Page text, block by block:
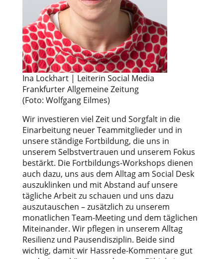
Ina Lockhart | Leiterin Social Media
Frankfurter Allgemeine Zeitung
(Foto: Wolfgang Eilmes)
Wir investieren viel Zeit und Sorgfalt in die
Einarbeitung neuer Teammitglieder und in
unsere ständige Fortbildung, die uns in
unserem Selbstvertrauen und unserem Fokus
bestärkt. Die Fortbildungs-Workshops dienen
auch dazu, uns aus dem Alltag am Social Desk
auszuklinken und mit Abstand auf unsere
tägliche Arbeit zu schauen und uns dazu
auszutauschen – zusätzlich zu unserem
monatlichen Team-Meeting und dem täglichen
Miteinander. Wir pflegen in unserem Alltag
Resilienz und Pausendisziplin. Beide sind
wichtig, damit wir Hassrede-Kommentare gut